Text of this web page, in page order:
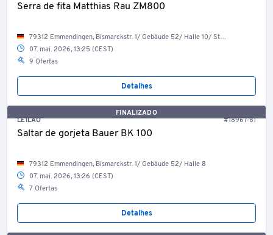
Serra de fita Matthias Rau ZM800
79312 Emmendingen, Bismarckstr. 1/ Gebäude 52/ Halle 10/ Stahlbau/ Empore
07. mai. 2026, 13:25 (CEST)
9 Ofertas
Detalhes
FINALIZADO
LEILÃO
#18967-81
Saltar de gorjeta Bauer BK 100
79312 Emmendingen, Bismarckstr. 1/ Gebäude 52/ Halle 8
07. mai. 2026, 13:26 (CEST)
7 Ofertas
Detalhes